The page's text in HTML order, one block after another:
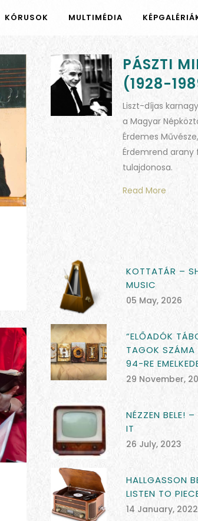
KÓRUSOK MULTIMÉDIA
PÁSZTI
(1928-
Liszt-díjas
a Magyar
Érdemes
Érdemrend arany
tulajdonosa.
Read More
KOTTATÁR –
MUSIC
05 May, 2026
“ELŐADÓK
TAGOK
94-RE
29 November,
NÉZZEN BELE!
IT
26 July, 2023
HALLGASSON
LISTEN TO
14 January, 2022